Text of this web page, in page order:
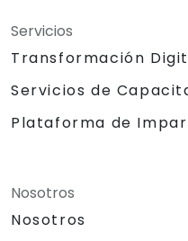
Servicios
Transformación
Servicios de
Plataforma de
Nosotros
Nosotros